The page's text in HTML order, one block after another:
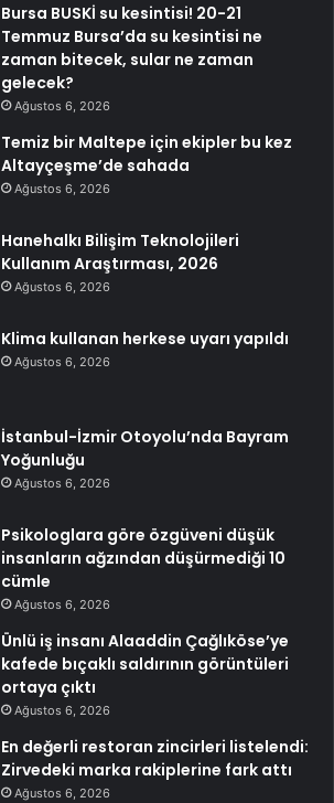
Bursa BUSKİ su kesintisi! 20-21
Temmuz Bursa’da su kesintisi ne
zaman bitecek, sular ne zaman
gelecek?
Ağustos 6, 2026
Temiz bir Maltepe için ekipler bu kez
Altayçeşme’de sahada
Ağustos 6, 2026
Hanehalkı Bilişim Teknolojileri
Kullanım Araştırması, 2026
Ağustos 6, 2026
Klima kullanan herkese uyarı yapıldı
Ağustos 6, 2026
İstanbul-İzmir Otoyolu’nda Bayram
Yoğunluğu
Ağustos 6, 2026
Psikologlara göre özgüveni düşük
insanların ağzından düşürmediği 10
cümle
Ağustos 6, 2026
Ünlü iş insanı Alaaddin Çağlıköse’ye
kafede bıçaklı saldırının görüntüleri
ortaya çıktı
Ağustos 6, 2026
En değerli restoran zincirleri listelendi:
Zirvedeki marka rakiplerine fark attı
Ağustos 6, 2026